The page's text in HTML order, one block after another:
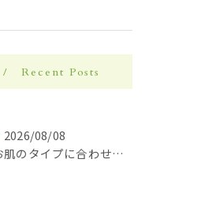
Recent Posts
2026/08/08
お肌のタイプに合わせた化粧水選び